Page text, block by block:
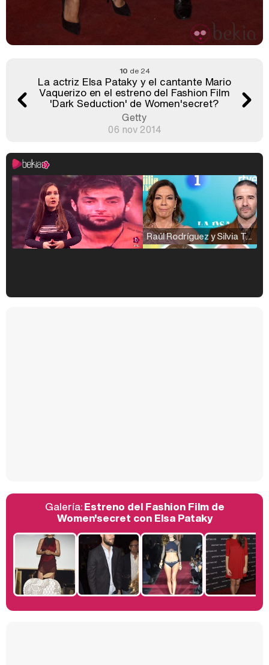
10 de 24
La actriz Elsa Pataky y el cantante Mario
Vaquerizo en el estreno del Fashion Film
'Dark Seduction' de Women'secret?
Getty
06 nov 2014
Raúl Rodríguez y Silvia Taulés nos cuentan su papel en 'La familia de la tele'
Manu Baqueiro: "Tuve como referente a Bruce Willis en 'Luz de Luna' para mi trabajo en la serie 'Perdiendo el juicio'"
Galería:Estreno del Fashion Film de
Women'secret con Elsa Pataky